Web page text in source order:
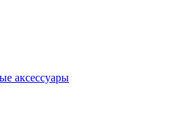
аксессуары